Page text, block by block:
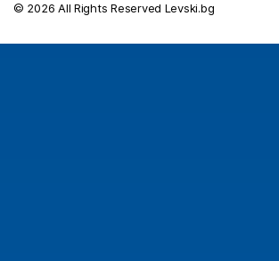
© 2026 All Rights Reserved Levski.bg